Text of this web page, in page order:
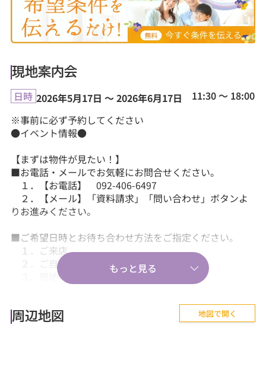
現地案内会
日時 2026年5月17日 ～ 2026年6月17日 11:30 ～ 18:00
※事前に必ず予約してください
●イベント情報●
【まずは物件が見たい！】
■お電話・メールでお気軽にお問合せください。
１．【お電話】 092-406-6497
２．【メール】「資料請求」「問い合わせ」ボタンよ
りお進みください。
■ご希望日時とお待ち合わせ方法をご指定ください。
１．ご来店
２．ご自宅送迎
３．現地・最寄駅等でのお待ち合わせ。
■『失敗しない住まい選びのポイント！』、『購入の流
周辺地図 地図で開く